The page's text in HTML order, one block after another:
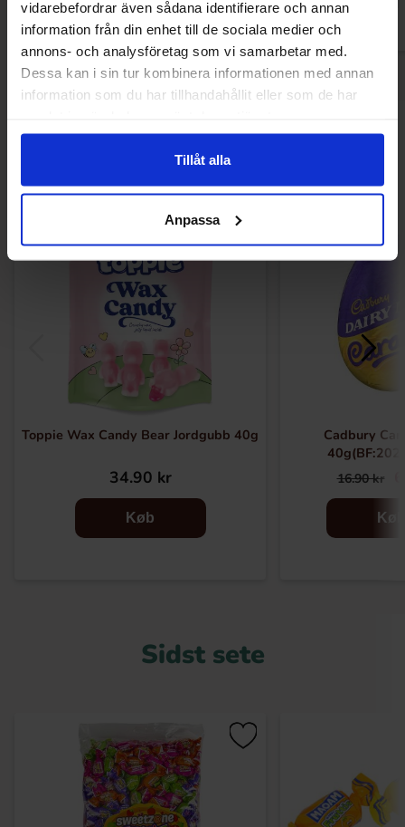
vidarebefordrar även sådana identifierare och annan
information från din enhet till de sociala medier och
annons- och analysföretag som vi samarbetar med.
Dessa kan i sin tur kombinera informationen med annan
information som du har tillhandahållit eller som de har
Tillåt alla
Anpassa
Andre kunne lide
Toppie Wax Candy Bear Jordgubb 40g
34.90 kr
Køb
Cadbury
16.90 kr
Køb
Sidst sete